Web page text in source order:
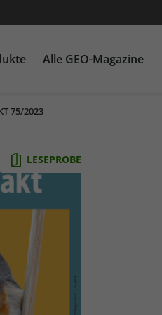
Alle GEO-Magazine
75/2023
LESEPROBE